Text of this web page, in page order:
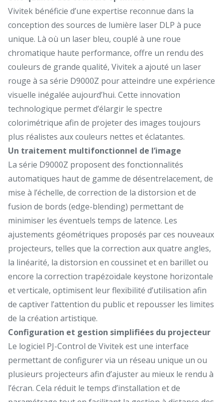
Vivitek bénéficie d’une expertise reconnue dans la
conception des sources de lumière laser DLP à puce
unique. Là où un laser bleu, couplé à une roue
chromatique haute performance, offre un rendu des
couleurs de grande qualité, Vivitek a ajouté un laser
rouge à sa série D9000Z pour atteindre une expérience
visuelle inégalée aujourd’hui. Cette innovation
technologique permet d’élargir le spectre
colorimétrique afin de projeter des images toujours
plus réalistes aux couleurs nettes et éclatantes.
Un traitement multifonctionnel de l’image
La série D9000Z proposent des fonctionnalités
automatiques haut de gamme de désentrelacement, de
mise à l’échelle, de correction de la distorsion et de
fusion de bords (edge-blending) permettant de
minimiser les éventuels temps de latence. Les
ajustements géométriques proposés par ces nouveaux
projecteurs, telles que la correction aux quatre angles,
la linéarité, la distorsion en coussinet et en barillet ou
encore la correction trapézoïdale keystone horizontale
et verticale, optimisent leur flexibilité d’utilisation afin
de captiver l’attention du public et repousser les limites
de la création artistique.
Configuration et gestion simplifiées du projecteur
Le logiciel PJ-Control de Vivitek est une interface
permettant de configurer via un réseau unique un ou
plusieurs projecteurs afin d’ajuster au mieux le rendu à
l’écran. Cela réduit le temps d’installation et de